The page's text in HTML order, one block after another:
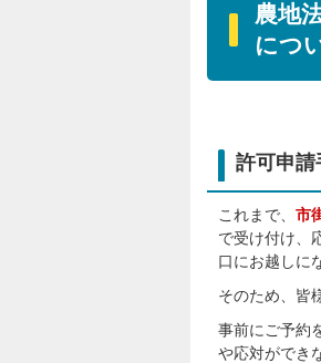
農地
につ
許可申請
これまで、 市
で受け付け、
口にお越しに
そのため、皆
事前にご予約
や応対ができ